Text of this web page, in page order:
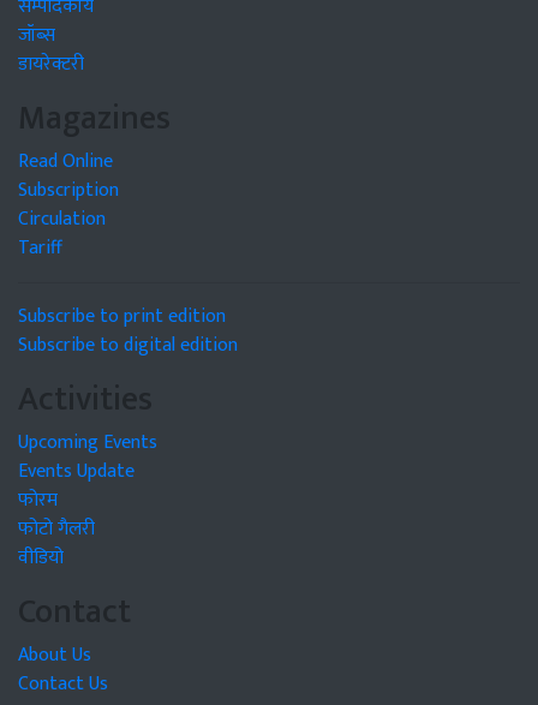
जॉब्स
डायरेक्टरी
Magazines
Read Online
Subscription
Circulation
Tariff
Subscribe to print edition
Subscribe to digital edition
Activities
Upcoming Events
Events Update
फोरम
फोटो गैलरी
वीडियो
Contact
About Us
Contact Us